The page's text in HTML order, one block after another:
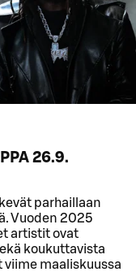
26.9.
parhaillaan
Vuoden 2025
artistit ovat
koukuttavista
viime maaliskuussa